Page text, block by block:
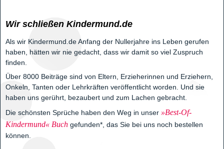
Wir schließen Kindermund.de
Als wir Kindermund.de Anfang der Nullerjahre ins Leben gerufen
haben, hätten wir nie gedacht, dass wir damit so viel Zuspruch
finden.
Über 8000 Beiträge sind von Eltern, Erzieherinnen und Erziehern,
Onkeln, Tanten oder Lehrkräften veröffentlicht worden. Und sie
haben uns gerührt, bezaubert und zum Lachen gebracht.
Die schönsten Sprüche haben den Weg in unser »Best-Of-
Kindermund« Buch gefunden*, das Sie bei uns noch bestellen
können.